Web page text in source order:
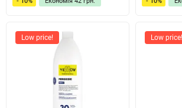
Low price! Low price!